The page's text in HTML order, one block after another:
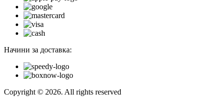
Начини за доставка:
Copyright © 2026. All rights reserved